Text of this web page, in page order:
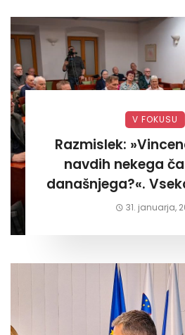
V FOKUSU
Razmislek:
navdih nekega
današnjega?«.
31. januarja,